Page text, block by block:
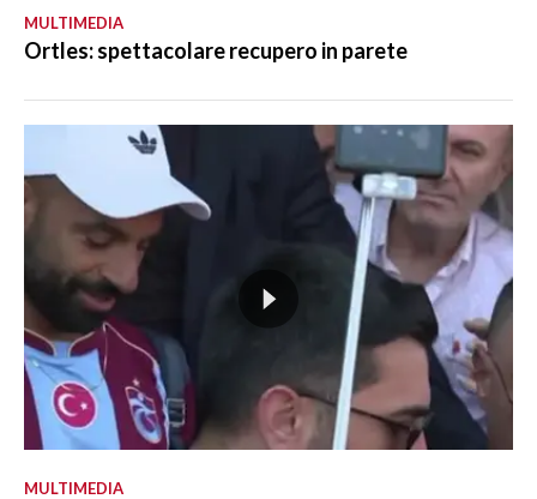
MULTIMEDIA
Ortles: spettacolare recupero in parete
MULTIMEDIA